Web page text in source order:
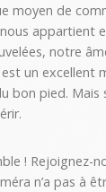
moyen de
appartient
notre
un excellent
bon pied. Mais
! Rejoignez-
n’a pas à